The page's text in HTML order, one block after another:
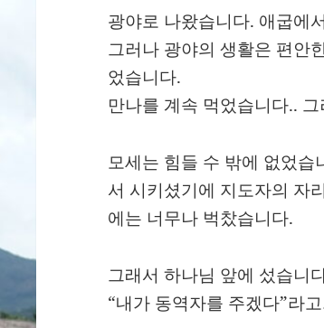
광야로 나왔습니다. 애굽에
그러나 광야의 생활은 편안
었습니다.
만나를 계속 먹었습니다..
모세는 힘들 수 밖에 없었습
서 시키셨기에 지도자의 자
에는 너무나 벅찼습니다.
그래서 하나님 앞에 섰습니
“내가 동역자를 주겠다”라